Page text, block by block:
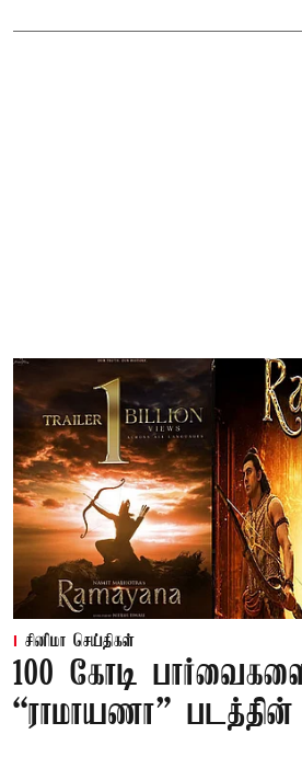
சினிமா செய்திகள்
100 கோடி
“ராமாயணா” படத்தின்